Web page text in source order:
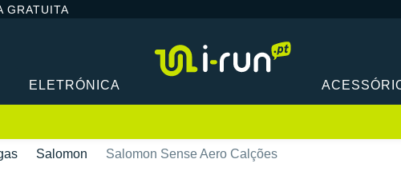
GRATUITA
ELETRÓNICA
Salomon Salomon Sense Aero Calções